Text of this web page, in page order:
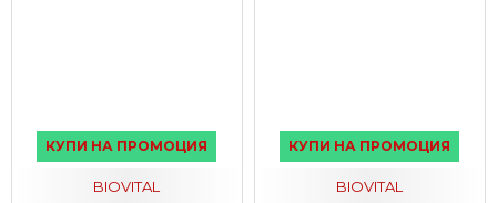
КУПИ НА ПРОМОЦИЯ
BIOVITAL
КУПИ НА ПРОМОЦИЯ
BIOVITAL